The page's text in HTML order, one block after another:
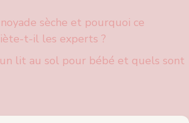
sèche et pourquoi ce
t-il les experts ?
lit au sol pour bébé et quels sont